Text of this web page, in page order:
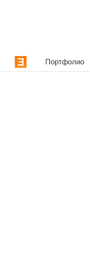
Портфолио